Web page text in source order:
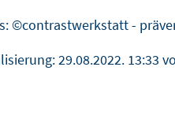
©contrastwerkstatt -
29.08.2022. 13:33